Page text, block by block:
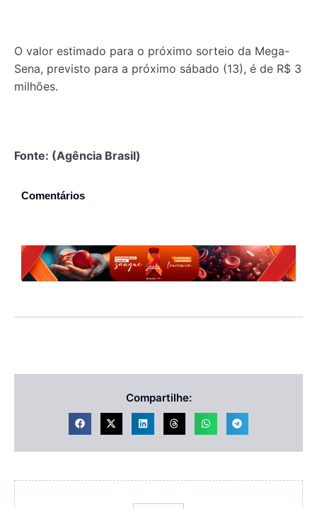
O valor estimado para o próximo sorteio da Mega-
Sena, previsto para a próximo sábado (13), é de R$ 3
milhões.
Fonte: (Agência Brasil)
Comentários
Compartilhe: